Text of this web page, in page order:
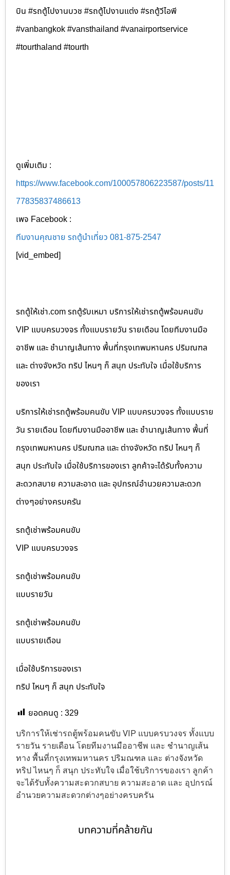
บิน #รถตู้ไปงานบวช #รถตู้ไปงานแต่ง #รถตู้วีไอพี
#vanbangkok #vansthailand #vanairportservice
#tourthaland #tourth
ดูเพิ่มเติม :
https://www.facebook.com/100057806223587/posts/11
77835837486613
เพจ Facebook :
ทีมงานคุณชาย รถตู้นำเที่ยว 081-875-2547
[vid_embed]
รถตู้ให้เช่า.com รถตู้รับเหมา บริการให้เช่ารถตู้พร้อมคนขับ
VIP แบบครบวงจร ทั้งแบบรายวัน รายเดือน โดยทีมงานมือ
อาชีพ และ ชำนาญเส้นทาง พื้นที่กรุงเทพมหานคร ปริมณฑล
และ ต่างจังหวัด ทริป ไหนๆ ก็ สนุก ประทับใจ เมื่อใช้บริการ
ของเรา
บริการให้เช่ารถตู้พร้อมคนขับ VIP แบบครบวงจร ทั้งแบบราย
วัน รายเดือน โดยทีมงานมืออาชีพ และ ชำนาญเส้นทาง พื้นที่
กรุงเทพมหานคร ปริมณฑล และ ต่างจังหวัด ทริป ไหนๆ ก็
สนุก ประทับใจ เมื่อใช้บริการของเรา ลูกค้าจะได้รับทั้งความ
สะดวกสบาย ความสะอาด และ อุปกรณ์อำนวยความสะดวก
ต่างๆอย่างครบครัน
รถตู้เช่าพร้อมคนขับ
VIP แบบครบวงจร
รถตู้เช่าพร้อมคนขับ
แบบรายวัน
รถตู้เช่าพร้อมคนขับ
แบบรายเดือน
เมื่อใช้บริการของเรา
ทริป ไหนๆ ก็ สนุก ประทับใจ
ยอดคนดู : 329
บริการให้เช่ารถตู้พร้อมคนขับ VIP แบบครบวงจร ทั้งแบบ
รายวัน รายเดือน โดยทีมงานมืออาชีพ และ ชำนาญเส้น
ทาง พื้นที่กรุงเทพมหานคร ปริมณฑล และ ต่างจังหวัด
ทริป ไหนๆ ก็ สนุก ประทับใจ เมื่อใช้บริการของเรา ลูกค้า
จะได้รับทั้งความสะดวกสบาย ความสะอาด และ อุปกรณ์
อำนวยความสะดวกต่างๆอย่างครบครัน
บทความที่คล้ายกัน